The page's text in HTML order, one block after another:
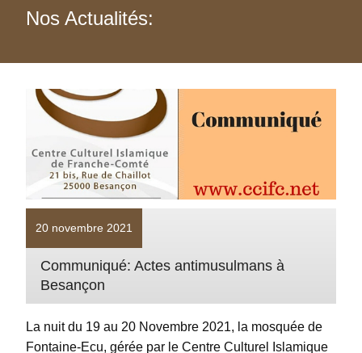
Nos Actualités:
20 novembre 2021
Communiqué: Actes antimusulmans à
Besançon
La nuit du 19 au 20 Novembre 2021, la mosquée de
Fontaine-Ecu, gérée par le Centre Culturel Islamique